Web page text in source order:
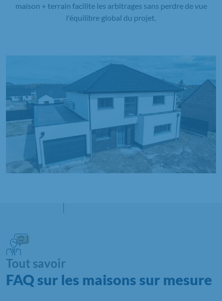
maison + terrain facilite les arbitrages sans perdre de vue
l'équilibre global du projet.
Tout savoir
FAQ sur les maisons sur mesure